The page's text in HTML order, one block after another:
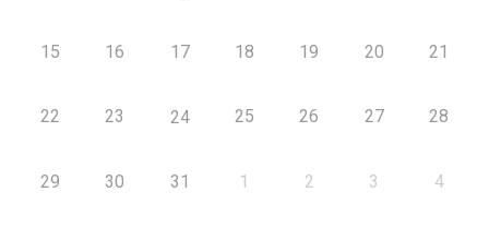
15 16 17 18 19 20 21
22 23 24 25 26 27 28
29 30 31 1 2 3 4